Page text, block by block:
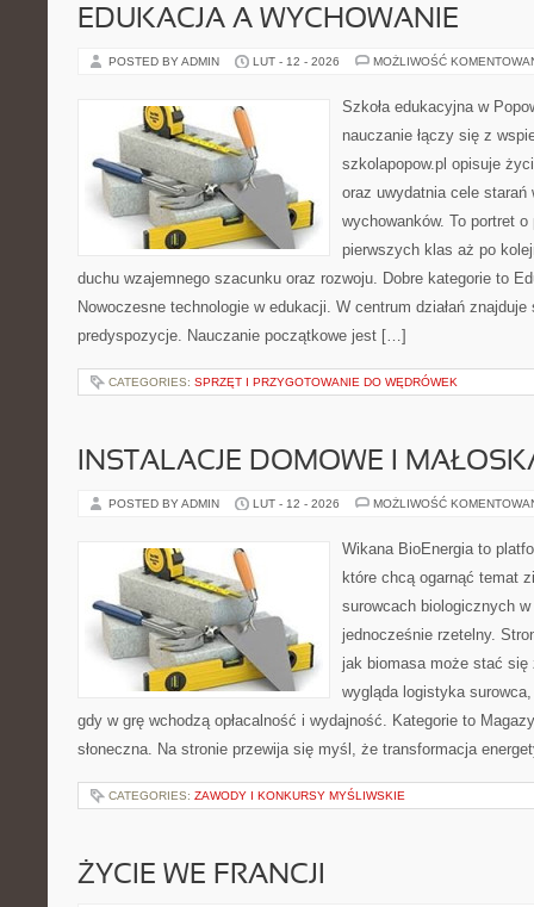
EDUKACJA A WYCHOWANIE
POSTED BY ADMIN LUT - 12 - 2026 MOŻLIWOŚĆ
Szkoła edukacyjna w
nauczanie łączy się z
szkolapopow.pl opisuje
oraz uwydatnia cele starań
wychowanków. To portret
pierwszych klas aż po
duchu wzajemnego szacunku oraz rozwoju. Dobre kategorie to
Nowoczesne technologie w edukacji. W centrum działań znajduje
predyspozycje. Nauczanie początkowe jest […]
CATEGORIES: SPRZĘT I PRZYGOTOWANIE DO WĘDRÓWEK
INSTALACJE DOMOWE I
POSTED BY ADMIN LUT - 12 - 2026 MOŻLIWOŚĆ
Wikana BioEnergia to
które chcą ogarnąć temat
surowcach biologicznych
jednocześnie rzetelny.
jak biomasa może stać się
wygląda logistyka
gdy w grę wchodzą opłacalność i wydajność. Kategorie to
słoneczna. Na stronie przewija się myśl, że transformacja
CATEGORIES: ZAWODY I KONKURSY MYŚLIWSKIE
ŻYCIE WE FRANCJI